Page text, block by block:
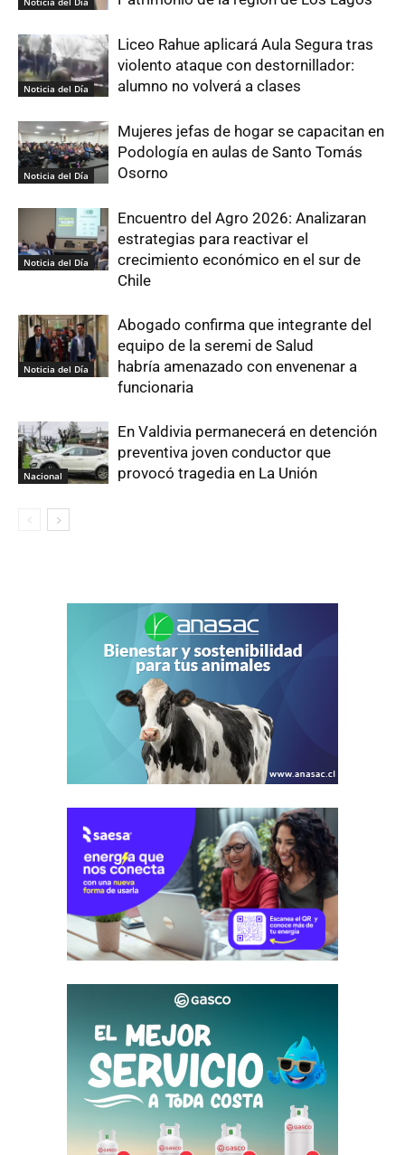
Noticia del Día
Liceo Rahue aplicará Aula Segura tras
violento ataque con destornillador:
alumno no volverá a clases
Noticia del Día
Mujeres jefas de hogar se capacitan en
Podología en aulas de Santo Tomás
Osorno
Noticia del Día
Encuentro del Agro 2026: Analizaran
estrategias para reactivar el
crecimiento económico en el sur de
Chile
Noticia del Día
Abogado confirma que integrante del
equipo de la seremi de Salud
habría amenazado con envenenar a
funcionaria
Nacional
En Valdivia permanecerá en detención
preventiva joven conductor que
provocó tragedia en La Unión